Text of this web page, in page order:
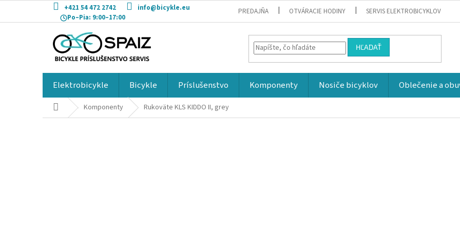
obsah
+421 54 472 2742
info@bicykle.eu
Po–Pia: 9:00–17:00
PREDAJŇA OTVÁRACIE HODINY SERVIS ELEKTROBICYKLOV
HĽADAŤ
Elektrobicykle Bicykle Príslušenstvo Komponenty Nosiče bicyklov Oblečenie a
DomovKomponenty Rukoväte KLS KIDDO II, grey